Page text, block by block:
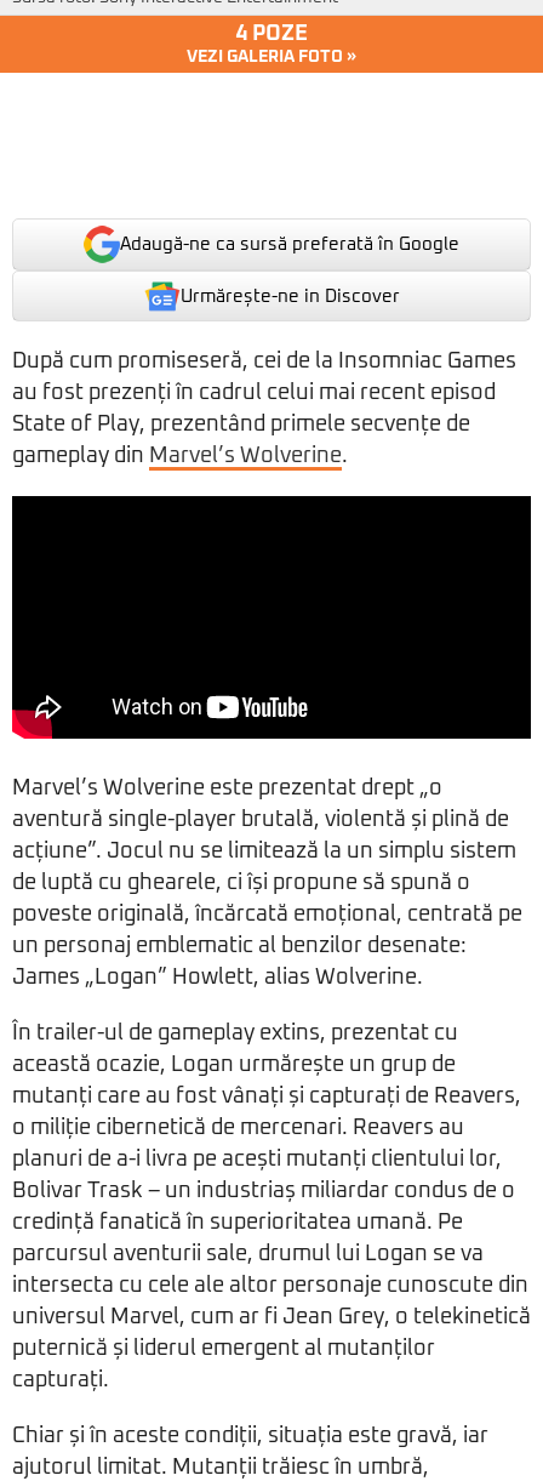
4 POZE
VEZI GALERIA FOTO »
Adaugă-ne ca sursă preferată în Google
Urmărește-ne in Discover
După cum promiseseră, cei de la Insomniac Games
au fost prezenți în cadrul celui mai recent episod
State of Play, prezentând primele secvențe de
gameplay din Marvel’s Wolverine.
Marvel’s Wolverine este prezentat drept „o
aventură single-player brutală, violentă și plină de
acțiune”. Jocul nu se limitează la un simplu sistem
de luptă cu ghearele, ci își propune să spună o
poveste originală, încărcată emoțional, centrată pe
un personaj emblematic al benzilor desenate:
James „Logan” Howlett, alias Wolverine.
În trailer-ul de gameplay extins, prezentat cu
această ocazie, Logan urmărește un grup de
mutanți care au fost vânați și capturați de Reavers,
o miliție cibernetică de mercenari. Reavers au
planuri de a-i livra pe acești mutanți clientului lor,
Bolivar Trask – un industriaș miliardar condus de o
credință fanatică în superioritatea umană. Pe
parcursul aventurii sale, drumul lui Logan se va
intersecta cu cele ale altor personaje cunoscute din
universul Marvel, cum ar fi Jean Grey, o telekinetică
puternică și liderul emergent al mutanților
capturați.
Chiar și în aceste condiții, situația este gravă, iar
ajutorul limitat. Mutanții trăiesc în umbră,